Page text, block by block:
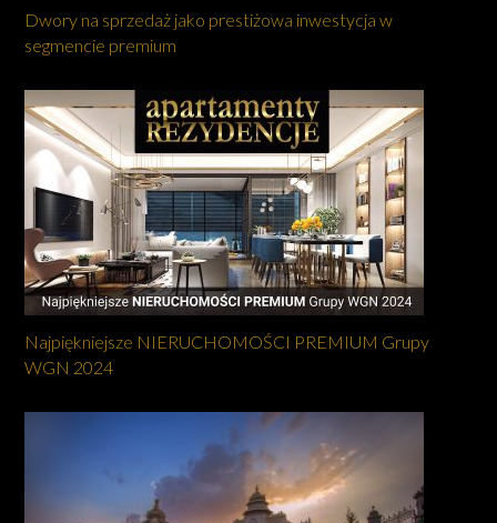
Dwory na sprzedaż jako prestiżowa inwestycja w
segmencie premium
Najpiękniejsze NIERUCHOMOŚCI PREMIUM Grupy
WGN 2024